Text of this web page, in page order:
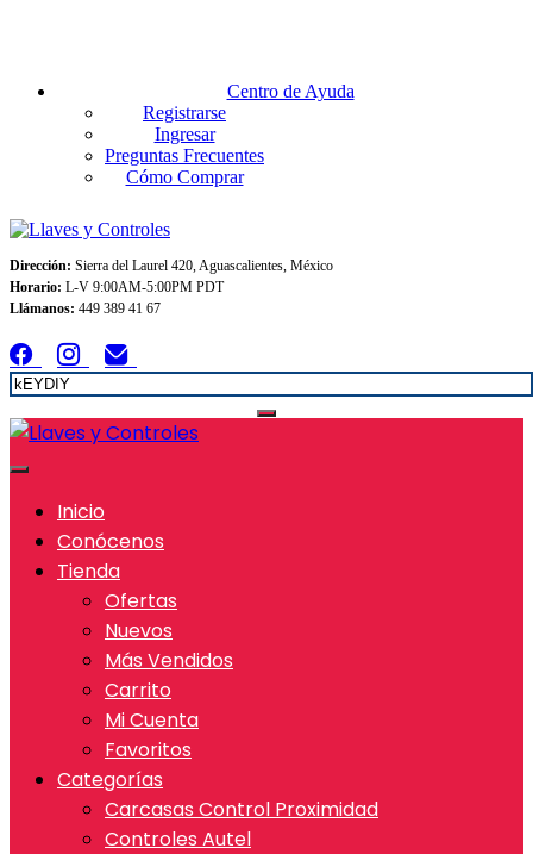
Centro de Ayuda
Registrarse
Ingresar
Preguntas Frecuentes
Cómo Comprar
Dirección: Sierra del Laurel 420, Aguascalientes, México
Horario: L-V 9:00AM-5:00PM PDT
Llámanos: 449 389 41 67
Inicio
Conócenos
Tienda
Ofertas
Nuevos
Más Vendidos
Carrito
Mi Cuenta
Favoritos
Categorías
Carcasas Control Proximidad
Controles Autel